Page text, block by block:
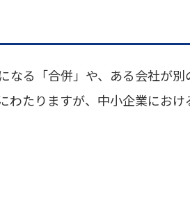
なる「合併」や、ある会社が
たりますが、中小企業にお